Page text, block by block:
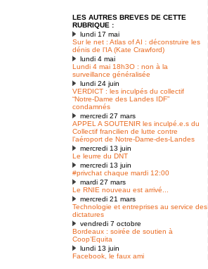
LES AUTRES BREVES DE CETTE
RUBRIQUE :
lundi 17 mai
Sur le net : Atlas of AI : déconstruire les
dénis de l’IA (Kate Crawford)
lundi 4 mai
Lundi 4 mai 18h3O : non à la
surveillance généralisée
lundi 24 juin
VERDICT : les inculpés du collectif
“Notre-Dame des Landes IDF”
condamnés
mercredi 27 mars
APPEL A SOUTENIR les inculpé.e.s du
Collectif francilien de lutte contre
l’aéroport de Notre-Dame-des-Landes
mercredi 13 juin
Le leurre du DNT
mercredi 13 juin
#privchat chaque mardi 12:00
mardi 27 mars
Le RNIE nouveau est arrivé...
mercredi 21 mars
Technologie et entreprises au service des
dictatures
vendredi 7 octobre
Bordeaux : soirée de soutien à
Coop’Equita
lundi 13 juin
Facebook, le faux ami